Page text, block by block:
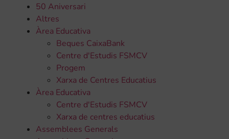
50 Aniversari
Altres
Àrea Educativa
Beques CaixaBank
Centre d'Estudis FSMCV
Progem
Xarxa de Centres Educatius
Àrea Educativa
Centre d'Estudis FSMCV
Xarxa de centres educatius
Assemblees Generals